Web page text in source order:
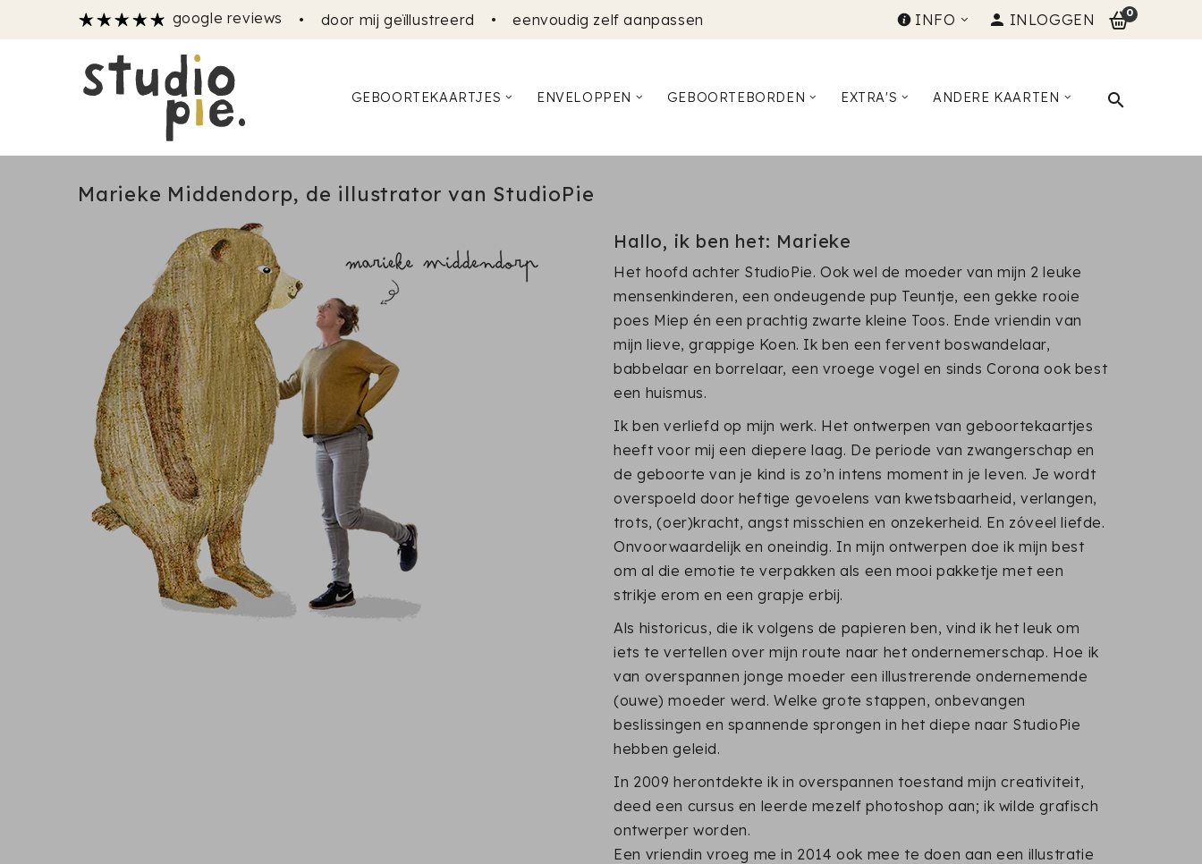
google reviews • door mij geïllustreerd • eenvoudig zelf aanpassen INFO INLOGGEN 0
GEBOORTEKAARTJES ENVELOPPEN GEBOORTEBORDEN EXTRA'S ANDERE KAARTEN
Marieke Middendorp, de illustrator van StudioPie
Hallo, ik ben het: Marieke
Het hoofd achter StudioPie. Ook wel de moeder van mijn 2 leuke
mensenkinderen, een ondeugende pup Teuntje, een gekke rooie
poes Miep én een prachtig zwarte kleine Toos. Ende vriendin van
mijn lieve, grappige Koen. Ik ben een fervent boswandelaar,
babbelaar en borrelaar, een vroege vogel en sinds Corona ook best
een huismus.
Ik ben verliefd op mijn werk. Het ontwerpen van geboortekaartjes
heeft voor mij een diepere laag. De periode van zwangerschap en
de geboorte van je kind is zo’n intens moment in je leven. Je wordt
overspoeld door heftige gevoelens van kwetsbaarheid, verlangen,
trots, (oer)kracht, angst misschien en onzekerheid. En zóveel liefde.
Onvoorwaardelijk en oneindig. In mijn ontwerpen doe ik mijn best
om al die emotie te verpakken als een mooi pakketje met een
strikje erom en een grapje erbij.
Als historicus, die ik volgens de papieren ben, vind ik het leuk om
iets te vertellen over mijn route naar het ondernemerschap. Hoe ik
van overspannen jonge moeder een illustrerende ondernemende
(ouwe) moeder werd. Welke grote stappen, onbevangen
beslissingen en spannende sprongen in het diepe naar StudioPie
hebben geleid.
In 2009 herontdekte ik in overspannen toestand mijn creativiteit,
deed een cursus en leerde mezelf photoshop aan; ik wilde grafisch
ontwerper worden.
Een vriendin vroeg me in 2014 ook mee te doen aan een illustratie